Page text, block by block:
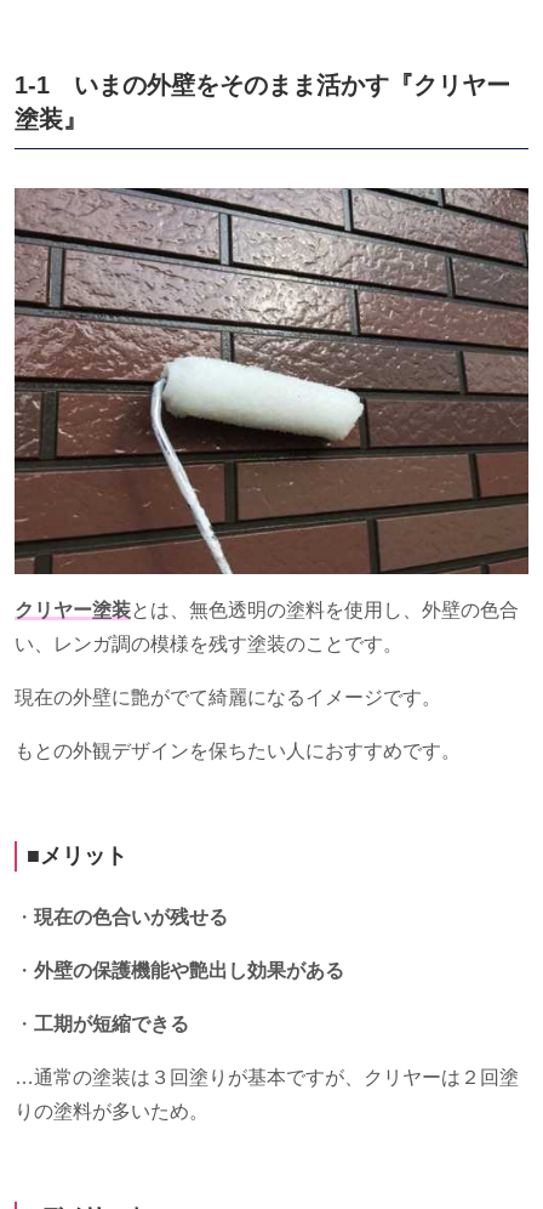
1-1 いまの外壁をそのまま活かす『クリヤー
塗装』
クリヤー塗装とは、無色透明の塗料を使用し、外壁の色合
い、レンガ調の模様を残す塗装のことです。
現在の外壁に艶がでて綺麗になるイメージです。
もとの外観デザインを保ちたい人におすすめです。
■メリット
・ 現在の色合いが残せる
・ 外壁の保護機能や艶出し効果がある
・ 工期が短縮できる
…通常の塗装は３回塗りが基本ですが、クリヤーは２回塗
りの塗料が多いため。